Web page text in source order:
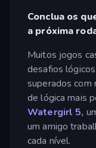
Conclua os
a próxima
Muitos jogos
desafios
superados com
de lógica mais
Watergirl 5,
um amigo
cada nível.